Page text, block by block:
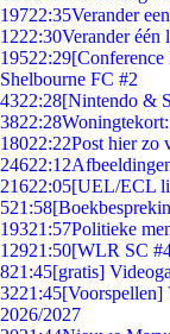
19722:35Verander
1222:30Verander één
19522:29
Shelbourne FC #2
4322:28[Nintendo &
3822:28
18022:22Post hier zo
24622:12
21622:05[UEL/ECL
521:58
19321:57Politieke
12921:50[WLR SC
821:45[gratis]
3221:45[Voorspellen]
2026/2027